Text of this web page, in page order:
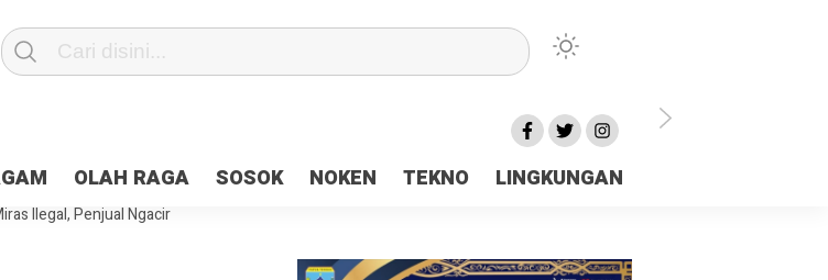
OLAH RAGA SOSOK NOKEN TEKNO LINGKUNGAN
Pesan Sejuk Polri di Deklarasi Pemilu Ceria Tanah Papua
Pilkada Jayapura Cair 10 Persen, Deposit Kas Daerah Rp23 Miliar Disorot
Ilegal, Penjual Ngacir